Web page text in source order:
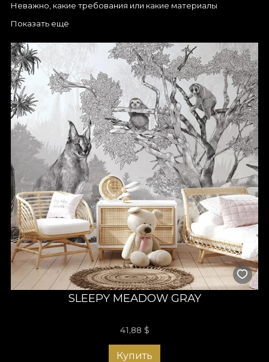
Неважно, какие требования или какие материалы
графический планшет — любой эскиз, созданный
Каждый дизайн выполняется с максимальным вниманием к
деталям, с любовью и терпением. Нас вдохновляют
удовлетворение и радость клиентов, которые доверяют
нам оформить дом своей мечты.
Показать ещё
SLEEPY MEADOW GRAY
41,88 $
Купить